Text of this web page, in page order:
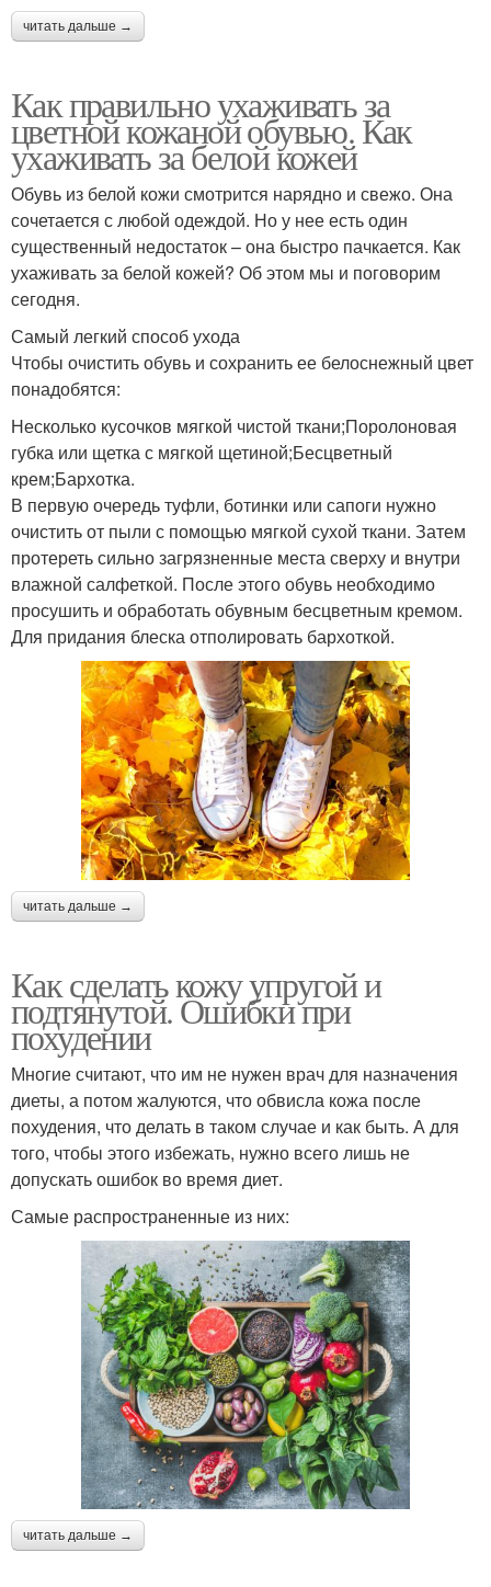
читать дальше →
Как правильно ухаживать за
цветной кожаной обувью. Как
ухаживать за белой кожей
Обувь из белой кожи смотрится нарядно и свежо. Она
сочетается с любой одеждой. Но у нее есть один
существенный недостаток – она быстро пачкается. Как
ухаживать за белой кожей? Об этом мы и поговорим
сегодня.
Самый легкий способ ухода
Чтобы очистить обувь и сохранить ее белоснежный цвет
понадобятся:
Несколько кусочков мягкой чистой ткани;Поролоновая
губка или щетка с мягкой щетиной;Бесцветный
крем;Бархотка.
В первую очередь туфли, ботинки или сапоги нужно
очистить от пыли с помощью мягкой сухой ткани. Затем
протереть сильно загрязненные места сверху и внутри
влажной салфеткой. После этого обувь необходимо
просушить и обработать обувным бесцветным кремом.
Для придания блеска отполировать бархоткой.
читать дальше →
Как сделать кожу упругой и
подтянутой. Ошибки при
похудении
Многие считают, что им не нужен врач для назначения
диеты, а потом жалуются, что обвисла кожа после
похудения, что делать в таком случае и как быть. А для
того, чтобы этого избежать, нужно всего лишь не
допускать ошибок во время диет.
Самые распространенные из них:
читать дальше →